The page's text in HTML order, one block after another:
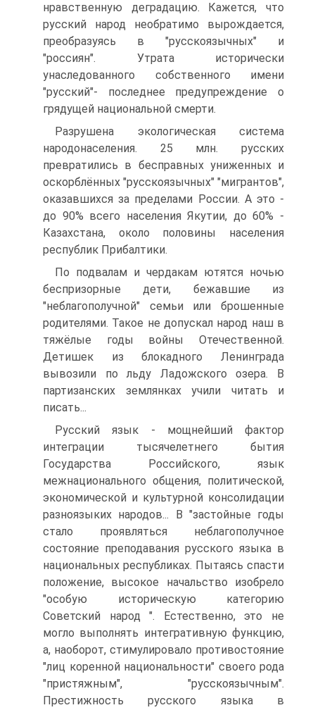
нравственную деградацию. Кажется, что
русский народ необратимо вырождается,
преобразуясь в "русскоязычных" и
"россиян". Утрата исторически
унаследованного собственного имени
"русский"- последнее предупреждение о
грядущей национальной смерти.
Разрушена экологическая система
народонаселения. 25 млн. русских
превратились в бесправных униженных и
оскорблённых "русскоязычных" "мигрантов",
оказавшихся за пределами России. А это -
до 90% всего населения Якутии, до 60% -
Казахстана, около половины населения
республик Прибалтики.
По подвалам и чердакам ютятся ночью
беспризорные дети, бежавшие из
"неблагополучной" семьи или брошенные
родителями. Такое не допускал народ наш в
тяжёлые годы войны Отечественной.
Детишек из блокадного Ленинграда
вывозили по льду Ладожского озера. В
партизанских землянках учили читать и
писать...
Русский язык - мощнейший фактор
интеграции тысячелетнего бытия
Государства Российского, язык
межнационального общения, политической,
экономической и культурной консолидации
разноязыких народов... В "застойные годы
стало проявляться неблагополучное
состояние преподавания русского языка в
национальных республиках. Пытаясь спасти
положение, высокое начальство изобрело
"особую историческую категорию
Советский народ ". Естественно, это не
могло выполнять интегративную функцию,
а, наоборот, стимулировало противостояние
"лиц коренной национальности" своего рода
"пристяжным", "русскоязычным".
Престижность русского языка в